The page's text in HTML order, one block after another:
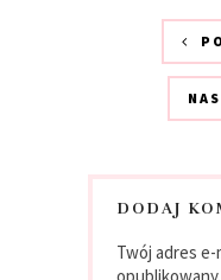
DODAJ
Twój adres
opublikowany.